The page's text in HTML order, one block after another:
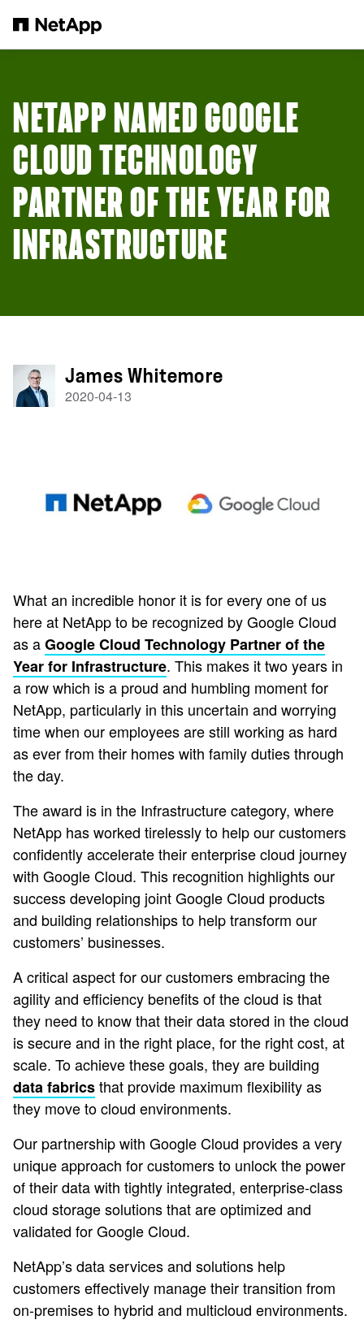
NETAPP NAMED GOOGLE
CLOUD TECHNOLOGY
PARTNER OF THE YEAR FOR
INFRASTRUCTURE
James Whitemore
2020-04-13
What an incredible honor it is for every one of us
here at NetApp to be recognized by Google Cloud
as aGoogle Cloud Technology Partner of the
Year for Infrastructure. This makes it two years in
a row which is a proud and humbling moment for
NetApp, particularly in this uncertain and worrying
time when our employees are still working as hard
as ever from their homes with family duties through
the day.
The award is in the Infrastructure category, where
NetApp has worked tirelessly to help our customers
confidently accelerate their enterprise cloud journey
with Google Cloud. This recognition highlights our
success developing joint Google Cloud products
and building relationships to help transform our
customers’ businesses.
A critical aspect for our customers embracing the
agility and efficiency benefits of the cloud is that
they need to know that their data stored in the cloud
is secure and in the right place, for the right cost, at
scale. To achieve these goals, they are building
data fabricsthat provide maximum flexibility as
they move to cloud environments.
Our partnership with Google Cloud provides a very
unique approach for customers to unlock the power
of their data with tightly integrated, enterprise-class
cloud storage solutions that are optimized and
validated for Google Cloud.
NetApp’s data services and solutions help
customers effectively manage their transition from
on-premises to hybrid and multicloud environments.